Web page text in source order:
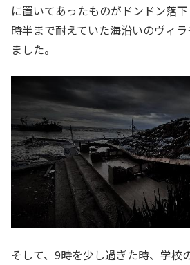
に置いてあったものがドンドン落
時半まで耐えていた海沿いのヴィ
ました。
そして、9時を少し過ぎた時、学校